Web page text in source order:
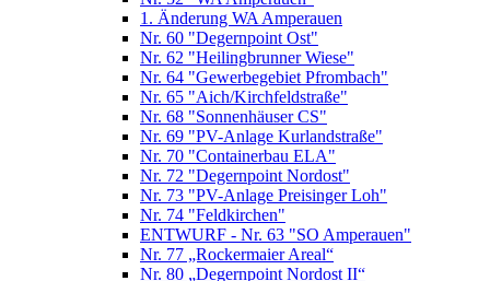
1. Änderung WA Amperauen
Nr. 60 "Degernpoint Ost"
Nr. 62 "Heilingbrunner Wiese"
Nr. 64 "Gewerbegebiet Pfrombach"
Nr. 65 "Aich/Kirchfeldstraße"
Nr. 68 "Sonnenhäuser CS"
Nr. 69 "PV-Anlage Kurlandstraße"
Nr. 70 "Containerbau ELA"
Nr. 72 "Degernpoint Nordost"
Nr. 73 "PV-Anlage Preisinger Loh"
Nr. 74 "Feldkirchen"
ENTWURF - Nr. 63 "SO Amperauen"
Nr. 77 „Rockermaier Areal“
Nr. 80 „Degernpoint Nordost II“